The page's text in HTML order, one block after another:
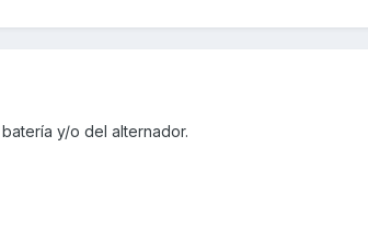
y/o del alternador.